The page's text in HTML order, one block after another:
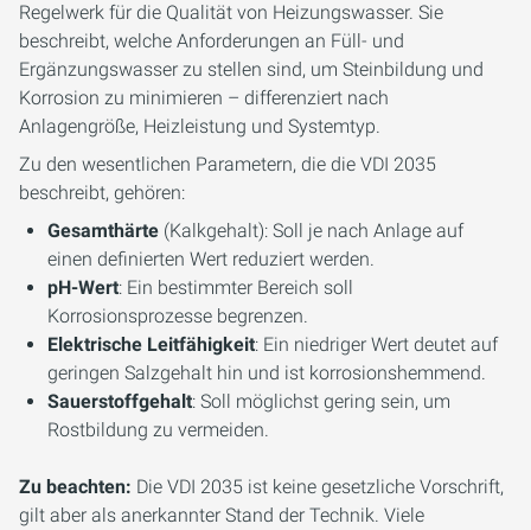
Regelwerk für die Qualität von Heizungswasser. Sie
beschreibt, welche Anforderungen an Füll- und
Ergänzungswasser zu stellen sind, um Steinbildung und
Korrosion zu minimieren – differenziert nach
Anlagengröße, Heizleistung und Systemtyp.
Zu den wesentlichen Parametern, die die VDI 2035
beschreibt, gehören:
Gesamthärte (Kalkgehalt): Soll je nach Anlage auf
einen definierten Wert reduziert werden.
pH-Wert: Ein bestimmter Bereich soll
Korrosionsprozesse begrenzen.
Elektrische Leitfähigkeit: Ein niedriger Wert deutet auf
geringen Salzgehalt hin und ist korrosionshemmend.
Sauerstoffgehalt: Soll möglichst gering sein, um
Rostbildung zu vermeiden.
Zu beachten: Die VDI 2035 ist keine gesetzliche Vorschrift,
gilt aber als anerkannter Stand der Technik. Viele